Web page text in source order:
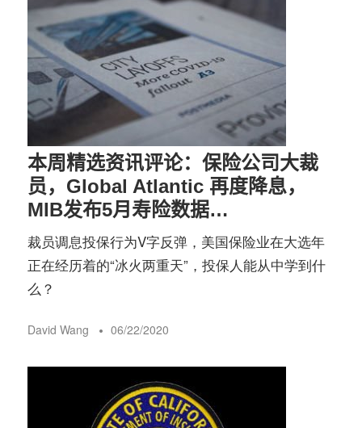
本周精选资讯评论：保险公司大裁
员，Global Atlantic 再度降息，
MIB发布5月寿险数据…
裁员调息投保行为V字反弹，美国保险业在大选年
正在经历着的“冰火两重天”，投保人能从中学到什
么？
David Wang 06/22/2020